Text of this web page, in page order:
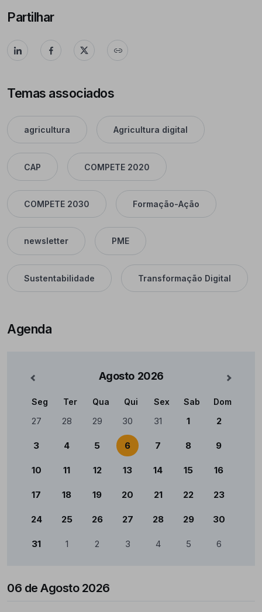
Partilhar
Temas associados
agricultura Agricultura digital
CAP COMPETE 2020
COMPETE 2030 Formação-Ação
newsletter PME
Sustentabilidade Transformação Digital
Agenda
Agosto 2026 Mês
Calendário
Seg Ter Qua Qui Sex Sab Dom
27 28 29 30 31 1 2
3 4 5 6 7 8 9
10 11 12 13 14 15 16
17 18 19 20 21 22 23
24 25 26 27 28 29 30
31 1 2 3 4 5 6
06 de Agosto 2026